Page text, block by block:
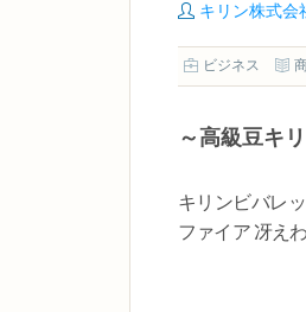
キリン株式会
ビジネス
～高級豆キ
キリンビバレ
ファイア 冴え